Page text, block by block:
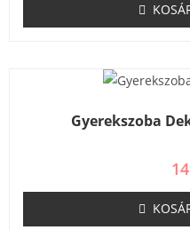
Gyerekszoba